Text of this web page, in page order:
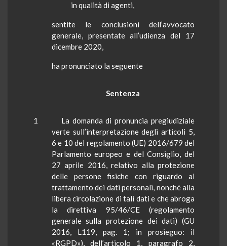
in qualità di agenti,
sentite le conclusioni dell’avvocato
generale, presentate all’udienza del 17
dicembre 2020,
ha pronunciato la seguente
Sentenza
1
La domanda di pronuncia pregiudiziale
verte sull’interpretazione degli articoli 5,
6 e 10 del regolamento (UE) 2016/679 del
Parlamento europeo e del Consiglio, del
27 aprile 2016, relativo alla protezione
delle persone fisiche con riguardo al
trattamento dei dati personali, nonché alla
libera circolazione di tali dati e che abroga
la direttiva 95/46/CE (regolamento
generale sulla protezione dei dati) (GU
2016, L119, pag. 1; in prosieguo: il
«RGPD»), dell’articolo 1, paragrafo 2,